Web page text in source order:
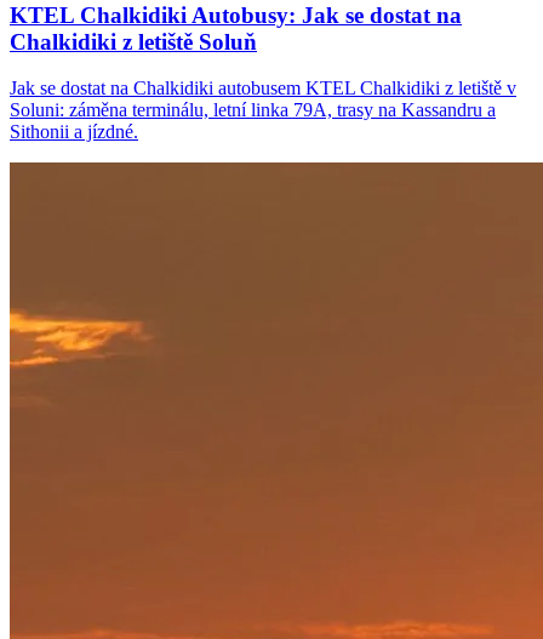
KTEL Chalkidiki Autobusy: Jak se dostat na
Chalkidiki z letiště Soluň
Jak se dostat na Chalkidiki autobusem KTEL Chalkidiki z letiště v
Soluni: záměna terminálu, letní linka 79A, trasy na Kassandru a
Sithonii a jízdné.